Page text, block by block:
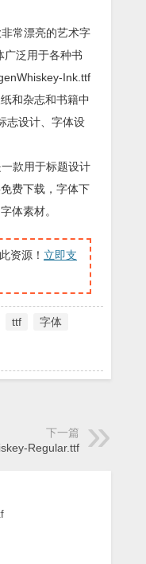
常漂亮的艺术字
泛用于各种书
Ink.ttf
和杂志和书籍中
志设计、字体设
款用于标题设计
费下载，字体下
体素材。
资源！ 立即支
ttf 字体
下一篇
Regular.ttf